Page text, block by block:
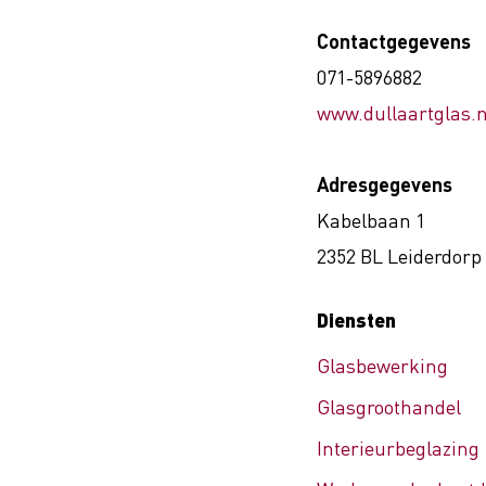
Contactgegevens
071-5896882
Adresgegevens
Kabelbaan 1
2352 BL Leiderdorp
Diensten
Glasbewerking
Glasgroothandel
Interieurbeglazing